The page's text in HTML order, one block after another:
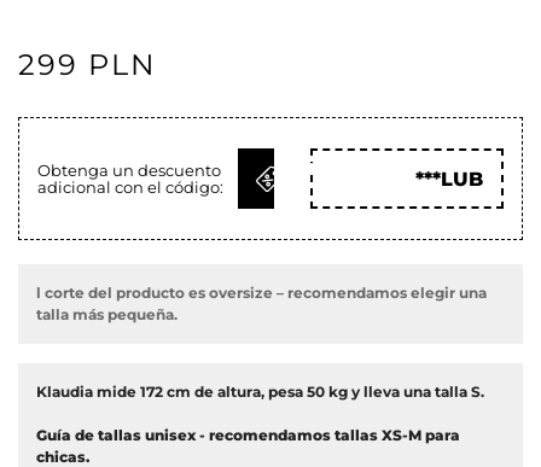
299 PLN
Obtenga un descuento
adicional con el código:
OBTENER
***LUB
l corte del producto es oversize – recomendamos elegir una
talla más pequeña.
Klaudia mide 172 cm de altura, pesa 50 kg y lleva una talla S.
Guía de tallas unisex - recomendamos tallas XS-M para
chicas.